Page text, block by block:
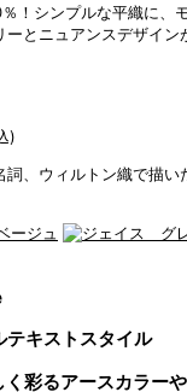
！シンプルな平織に、
とニュアンスデザイン
)
詞、ウィルトン織で描
スタイル
く彩るアースカラー